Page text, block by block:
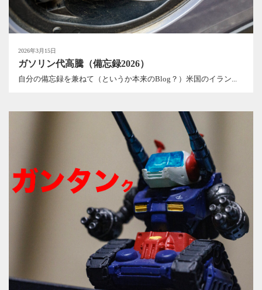
2026年3月15日
ガソリン代高騰（備忘録2026）
自分の備忘録を兼ねて（というか本来のBlog？）米国のイラン...